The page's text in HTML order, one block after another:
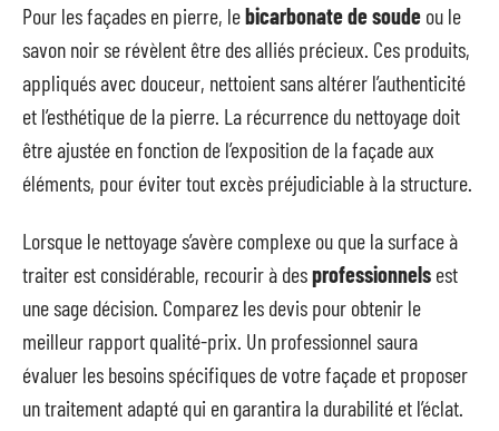
Pour les façades en pierre, lebicarbonate de soude ou le
savon noir se révèlent être des alliés précieux. Ces produits,
appliqués avec douceur, nettoient sans altérer l’authenticité
et l’esthétique de la pierre. La récurrence du nettoyage doit
être ajustée en fonction de l’exposition de la façade aux
éléments, pour éviter tout excès préjudiciable à la structure.
Lorsque le nettoyage s’avère complexe ou que la surface à
traiter est considérable, recourir à desprofessionnels est
une sage décision. Comparez les devis pour obtenir le
meilleur rapport qualité-prix. Un professionnel saura
évaluer les besoins spécifiques de votre façade et proposer
un traitement adapté qui en garantira la durabilité et l’éclat.